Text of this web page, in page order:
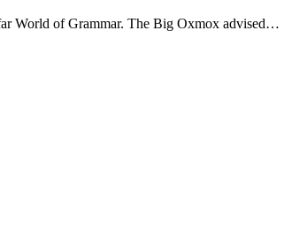
World of Grammar. The Big Oxmox advised…